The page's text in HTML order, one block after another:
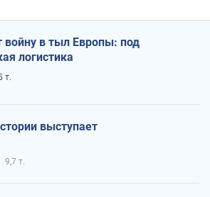
войну в тыл Европы: под
логистика
т.
выступает
9,7 т.